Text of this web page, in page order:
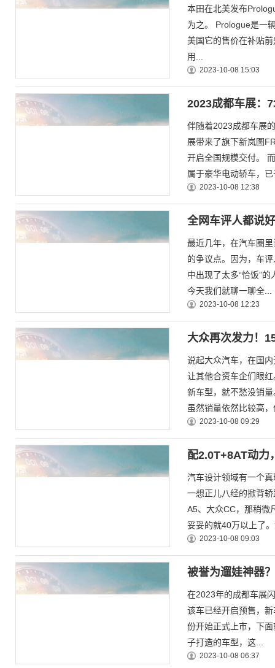
本田在北美发布
为之。 Prologue是一
美国它的售价在补贴
用...
2023-10-08 15:03
2023成都车展：
伴随着2023成都车展
展带来了旗下新岚图
开启全国规模交付。
属于豪华电动轿车，
2023-10-08 12:38
全网车评人都说
最近几年，在汽车圈
的争议点。因为，车
中出现了太多“恰饭”
今天我们就聊一聊全...
2023-10-08 12:23
大众再次发力！
说起大众汽车，在国
让其他合资车企们眼
新车型，就不愁没销
虽然销量依然比较高
2023-10-08 09:29
配2.0T+8AT动力
汽车设计领域有一个
一想正儿八经的掀背
A5、大众CC，那稍微
妥妥的就40万以上了
2023-10-08 09:03
被誉为遛娃神器
在2023年的成都车展
该车已经开启预售，
份开始正式上市，下
子打造的车型，这...
2023-10-08 06:37